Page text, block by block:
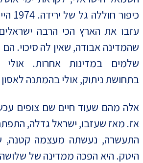
עזבו את הארץ הכי הרבה
שהמדינה אבודה, שאין לה סיכוי. הם
שלמים במדינות אחרות. אולי
בתחושת ניתוק, אולי בהמתנה
אלה מהם שעוד חיים שם צופים
אז. מאז שעזבו, ישראל גדלה,
התעשרה, נעשתה מעצמה קטנה,
היטק. היא הפכה ממדינה של שלושה